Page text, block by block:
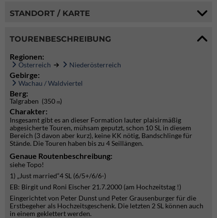
STANDORT / KARTE
TOURENBESCHREIBUNG
Regionen:
Österreich Niederösterreich
Gebirge:
Wachau / Waldviertel
Berg:
Talgraben (350 m)
Charakter:
Insgesamt gibt es an dieser Formation lauter plaisirmäßig
abgesicherte Touren, mühsam geputzt, schon 10 SL in diesem
Bereich (3 davon aber kurz), keine KK nötig, Bandschlinge für
Stände. Die Touren haben bis zu 4 Seillängen.
Genaue Routenbeschreibung:
siehe Topo!
1) „Just married“4 SL (6/5+/6/6-)
EB: Birgit und Roni Eischer 21.7.2000 (am Hochzeitstag !)
Eingerichtet von Peter Dunst und Peter Grausenburger für die
Erstbegeher als Hochzeitsgeschenk. Die letzten 2 SL können auch
in einem geklettert werden.